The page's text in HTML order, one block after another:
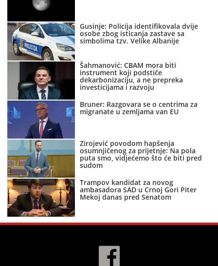
Gusinje: Policija identifikovala dvije
osobe zbog isticanja zastave sa
simbolima tzv. Velike Albanije
Šahmanović: CBAM mora biti
instrument koji podstiče
dekarbonizaciju, a ne prepreka
investicijama i razvoju
Bruner: Razgovara se o centrima za
migranate u zemljama van EU
Zirojević povodom hapšenja
osumnjičenog za prijetnje: Na pola
puta smo, vidjećemo što će biti pred
sudom
Trampov kandidat za novog
ambasadora SAD u Crnoj Gori Piter
Mekoj danas pred Senatom